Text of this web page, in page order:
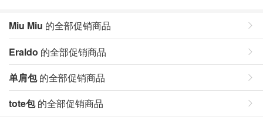
Miu Miu 的全部促销商品
Eraldo 的全部促销商品
单肩包的全部促销商品
tote包的全部促销商品